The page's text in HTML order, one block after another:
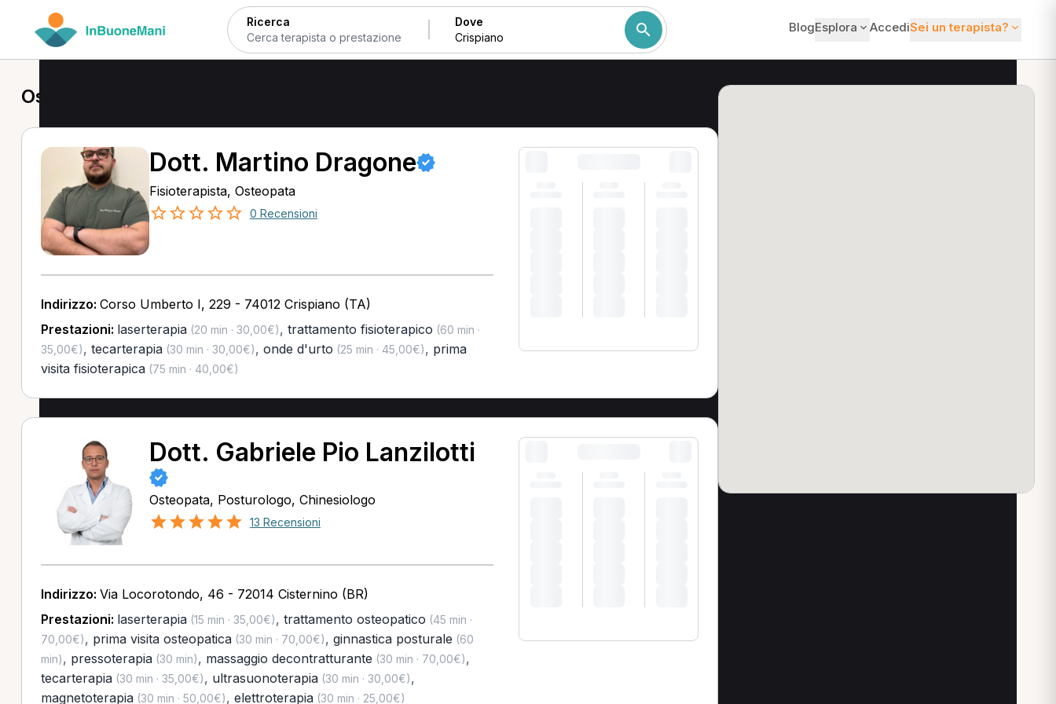
Ricerca Dove BlogEsplora AccediSei un terapista?
Osteopata a Crispiano
Dott. Martino Dragone
Fisioterapista, Osteopata
0 Recensioni
Indirizzo: Corso Umberto I, 229 - 74012 Crispiano (TA)
Prestazioni: laserterapia(20 min · 30,00€), trattamento fisioterapico (60 min ·
35,00€), tecarterapia(30 min · 30,00€), onde d'urto (25 min · 45,00€), prima
visita fisioterapica(75 min · 40,00€)
Dott. Gabriele Pio Lanzilotti
Osteopata, Posturologo, Chinesiologo
13 Recensioni
Indirizzo: Via Locorotondo, 46 - 72014 Cisternino (BR)
Prestazioni: laserterapia(15 min · 35,00€), trattamento osteopatico (45 min ·
70,00€), prima visita osteopatica(30 min · 70,00€), ginnastica posturale (60
min), pressoterapia(30 min), massaggio decontratturante (30 min · 70,00€),
tecarterapia(30 min · 35,00€), ultrasuonoterapia(30 min · 30,00€),
magnetoterapia(30 min · 50,00€), elettroterapia(30 min · 25,00€)